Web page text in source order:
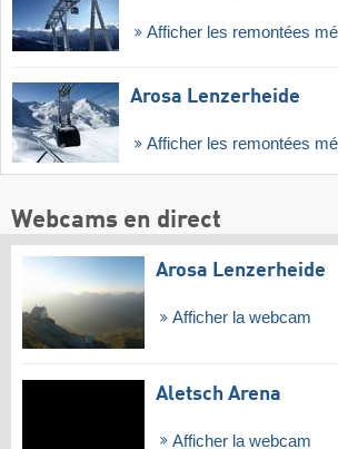
Afficher les remontées
Arosa Lenzerheide
Afficher les remontées
Webcams en direct
Arosa Lenzerheide
Afficher la webcam
Aletsch Arena
Afficher la webcam